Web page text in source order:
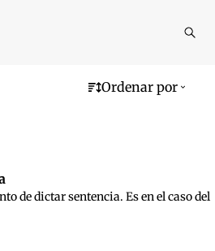
Ordenar por
de dictar sentencia. Es en el caso del